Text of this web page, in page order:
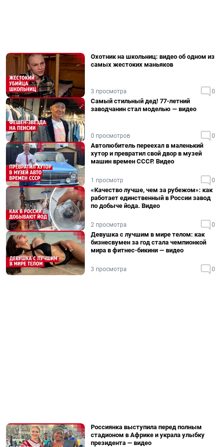
Охотник на школьниц: видео об одном из
самых жестоких маньяков
3 просмотра 0
Самый стильный дед! 77-летний
заводчанин стал моделью — видео
0 просмотров 0
Автолюбитель переехал в маленький
хутор и превратил свой двор в музей
машин времен СССР. Видео
1 просмотр 0
«Качество лучше, чем за рубежом»: как
работает единственный в России завод
по добыче йода. Видео
2 просмотра 0
Девушка с лучшим в мире телом: как
бизнесвумен за год стала чемпионкой
мира в фитнес-бикини — видео
3 просмотра 0
Россиянка выступила перед полным
стадионом в Африке и украла улыбку
президента — видео